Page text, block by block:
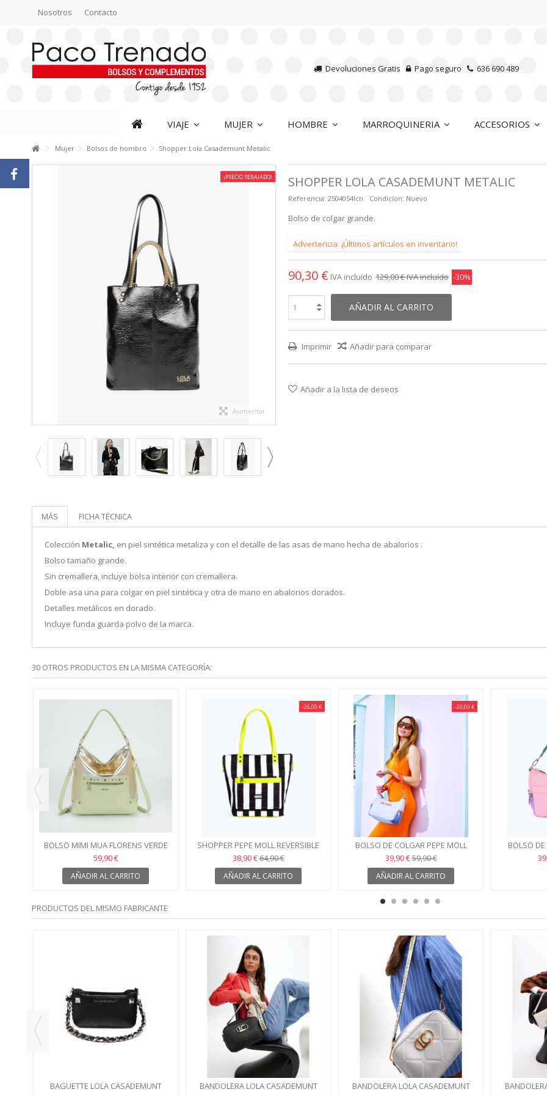
Nosotros Contacto
Devoluciones Gratis Pago seguro 636 690 489
VIAJE MUJER HOMBRE MARROQUINERIA ACCESORIOS
Mujer Bolsos de hombro Shopper Lola Casademunt Metalic
¡PRECIO REBAJADO!
Aumentar
SHOPPER LOLA CASADEMUNT METALIC
Referencia: 2504054lcn Condicion: Nuevo
Bolso de colgar grande.
Advertencia: ¡Últimos artículos en inventario!
90,30 € IVA incluído 129,00 €IVA incluído -30%
AÑADIR AL CARRITO
Imprimir Añadir para comparar
Añadir a la lista de deseos
MÁS FICHA TÉCNICA
Colección Metalic, en piel sintética metaliza y con el detalle de las asas de mano hecha de abalorios .
Bolso tamaño grande.
Sin cremallera, incluye bolsa interior con cremallera.
Doble asa una para colgar en piel sintética y otra de mano en abalorios dorados.
Detalles metálicos en dorado.
Incluye funda guarda polvo de la marca.
30 OTROS PRODUCTOS EN LA MISMA CATEGORÍA:
BOLSO MIMI MUA FLORENS VERDE
PISTACHO
59,90 €
AÑADIR AL CARRITO
-26,00 €
SHOPPER PEPE MOLL REVERSIBLE
38,90 €64,90 €
AÑADIR AL CARRITO
-20,00 €
BOLSO DE COLGAR PEPE MOLL
CANDY AZUL
39,90 €59,90 €
AÑADIR AL CARRITO
BOLSO
PRODUCTOS DEL MISMO FABRICANTE
BAGUETTE LOLA CASADEMUNT
BANDOLERA LOLA CASADEMUNT
BANDOLERA LOLA CASADEMUNT